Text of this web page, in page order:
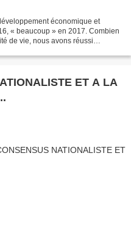
économique et
« beaucoup » en 2017. Combien
de vie, nous avons réussi
ET A LA